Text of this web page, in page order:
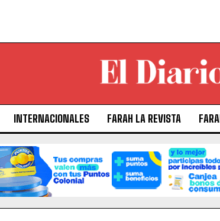
INTERNACIONALES FARAH LA REVISTA